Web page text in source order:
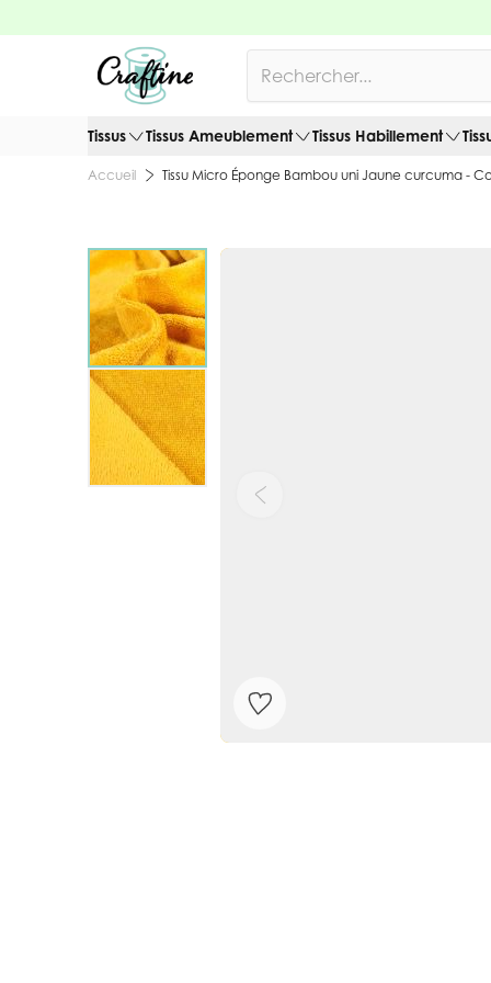
Tissus Tissus Ameublement Tissus Habillement
Accueil Tissu Micro Éponge Bambou uni Jaune curcuma -